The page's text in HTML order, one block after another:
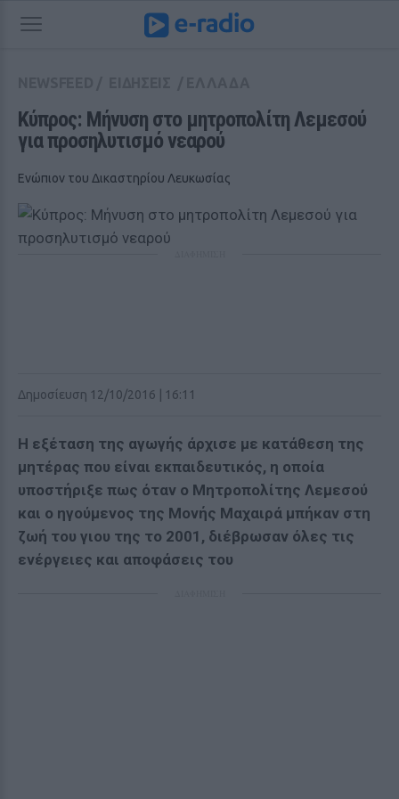
Κύπρος: Mήνυση στο μητροπολίτη Λεμεσού
για προσηλυτισμό νεαρού
Ενώπιον του Δικαστηρίου Λευκωσίας
Δημοσίευση 12/10/2016 | 16:11
Η εξέταση της αγωγής άρχισε με κατάθεση της
μητέρας που είναι εκπαιδευτικός, η οποία
υποστήριξε πως όταν ο Μητροπολίτης Λεμεσού
και ο ηγούμενος της Μονής Μαχαιρά μπήκαν στη
ζωή του γιου της το 2001, διέβρωσαν όλες τις
ενέργειες και αποφάσεις του